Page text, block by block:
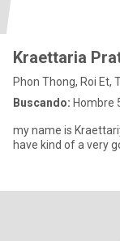
Kraettaria
Phon Thong, Roi Et,
Buscando: Hombre
my name is
have kind of a very